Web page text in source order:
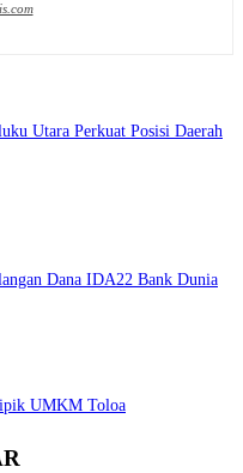
Utara Perkuat Posisi Daerah
Dana IDA22 Bank Dunia
UMKM Toloa